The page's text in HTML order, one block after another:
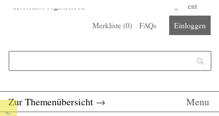
Kostenlos registrieren
Corona-Management
Merkliste (0) FAQs Einloggen
Zur Themenübersicht → Menu